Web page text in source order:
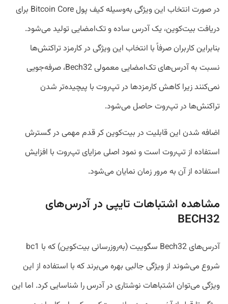
در صورت انتخاب این ویژگی به‌وسیله کیف پول Bitcoin Core برای
دریافت بیت‌کوین، یک آدرس ساده و تک‌امضایی تولید می‌شود.
بنابراین کاربران صرفاً با انتخاب این ویژگی در کارمزد تراکنش‌ها
نسبت به آدرس‌های تک‌امضایی معمولی Bech32، صرفه‌جویی
نمی‌کنند زیرا کاهش کارمزدها در تپ‌روت با پیچیده‌تر شدن
تراکنش‌ها در تپ‌روت حاصل می‌شود.
اضافه شدن این قابلیت در بیت‌کوین کر قدم مهمی در گسترش
استفاده از تپ‌روت است و نمود اصلی مزایای تپ‌روت با افزایش
استفاده از آن به مرور زمان نمایان می‌شود.
مشاهده اشتباهات تایپی در آدرس‌های
BECH32
آدرس‌های Bech32 سگوییت (به‌روزرسانی بیت‌کوین) که با bc1
شروع می‌شوند از ویژگی جالبی بهره می‌برند که با استفاده از این
ویژگی می‌توان اشتباهات نوشتاری در آدرس را شناسایی کرد. اما این